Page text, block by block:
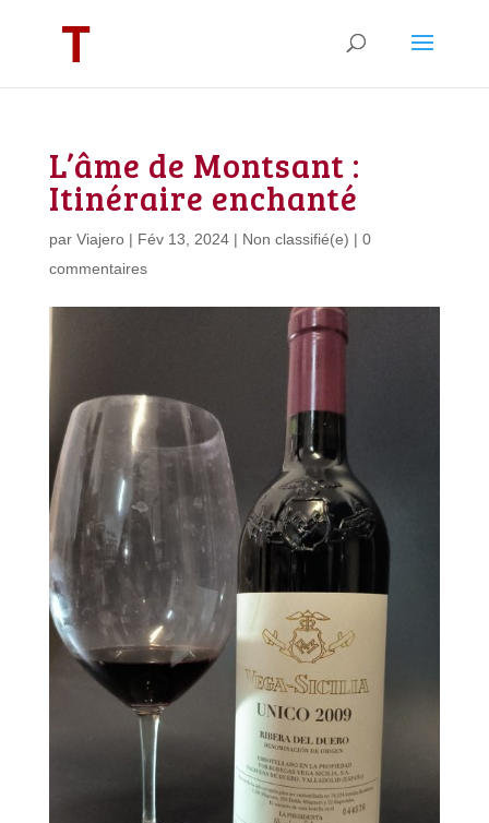
L’âme de Montsant :
Itinéraire enchanté
par Viajero| Fév 13, 2024| Non classifié(e) | 0
commentaires